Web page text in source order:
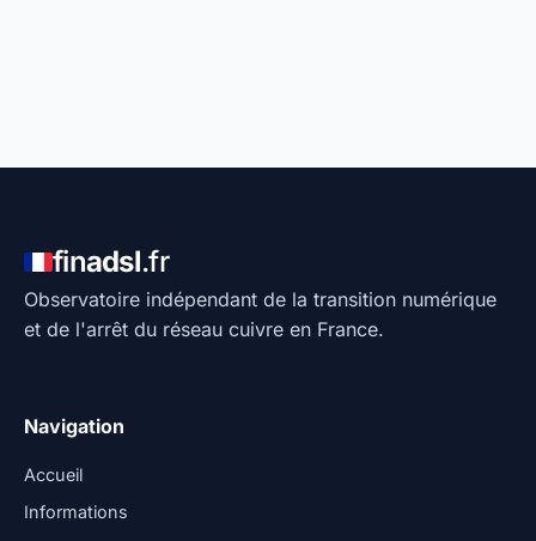
finadsl.fr
Observatoire indépendant de la transition numérique
et de l'arrêt du réseau cuivre en France.
Navigation
Accueil
Informations